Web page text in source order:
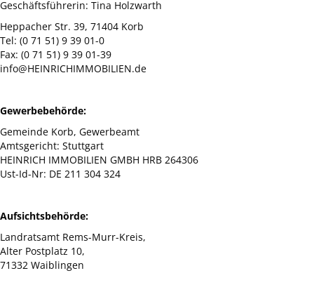
Geschäftsführerin: Tina Holzwarth
Heppacher Str. 39, 71404 Korb
Tel: (0 71 51) 9 39 01-0
Fax: (0 71 51) 9 39 01-39
info@HEINRICHIMMOBILIEN.de
Gewerbebehörde:
Gemeinde Korb, Gewerbeamt
Amtsgericht: Stuttgart
HEINRICH IMMOBILIEN GMBH HRB 264306
Ust-Id-Nr: DE 211 304 324
Aufsichtsbehörde:
Landratsamt Rems-Murr-Kreis,
Alter Postplatz 10,
71332 Waiblingen